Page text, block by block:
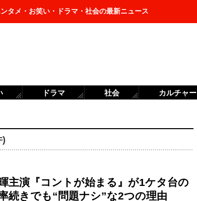
タメ・お笑い・ドラマ・社会の最新ニュース
)
主演『コントが始まる』が1ケタ台の
続きでも“問題ナシ”な2つの理由
ドラマ 社会 カルチャー